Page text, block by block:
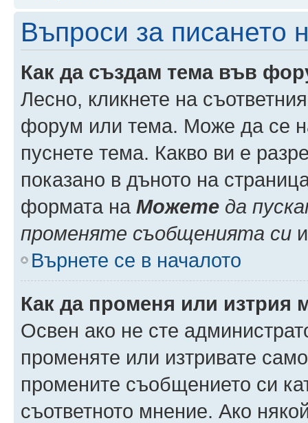
Въпроси за писането
Как да създам тема във
Лесно, кликнете на
форум или тема. Може да се
пуснете тема. Какво ви е
показано в дъното на
формата на Можете да
променяте съобщенията си
Върнете се в началото
Как да променя или изтрия
Освен ако не сте
променяте или изтривате
промените съобщението си
съответното мнение. Ако